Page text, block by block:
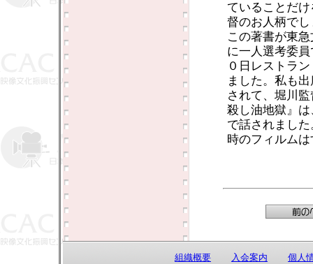
ていることだ
督のお人柄で
この著書が東
に一人選考委
０日レストラ
ました。私も
されて、堀川
殺し油地獄』
で話されまし
時のフィルム
組織概要 入会案内 個人